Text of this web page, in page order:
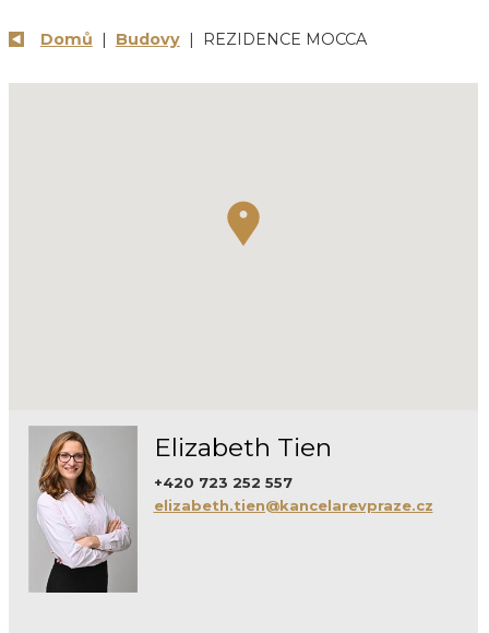
Domů | Budovy| REZIDENCE MOCCA
Elizabeth Tien
+420 723 252 557
elizabeth.tien@kancelarevpraze.cz